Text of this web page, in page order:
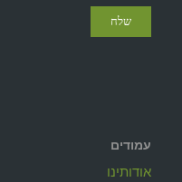
עמודים
אודותינו